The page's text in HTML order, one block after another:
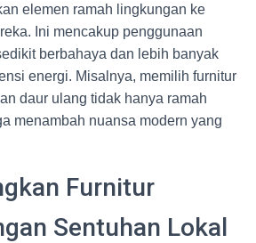
elemen ramah lingkungan ke
Ini mencakup penggunaan
berbahaya dan lebih banyak
energi. Misalnya, memilih furnitur
daur ulang tidak hanya ramah
menambah nuansa modern yang
Furnitur
Sentuhan Lokal